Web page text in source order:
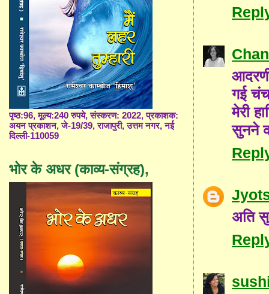
गई
मेरी
सुनने
अति
पृष्ठ:96, मूल्य:240 रुपये, संस्करण: 2022, प्रकाशक:
अयन प्रकाशन, जे-19/39, राजापुरी, उत्तम नगर, नई
दिल्ली-110059
भोर के अधर (काव्य-संग्रह),